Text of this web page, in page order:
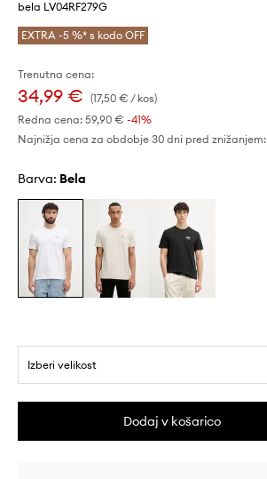
bela LV04RF279G
EXTRA -5 %* s kodo OFF
Trenutna cena:
34,99 € (17,50 € / kos)
Redna cena: 59,90 € -41%
Najnižja cena za obdobje 30 dni pred znižanjem:
Barva: bela
Izberi velikost
Dodaj v košarico